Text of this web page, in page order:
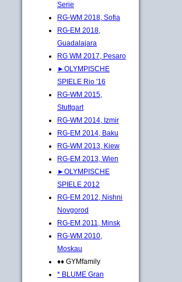
Serie
RG-WM 2018, Sofia
RG-EM 2018,
Guadalajara
RG WM 2017, Pesaro
►OLYMPISCHE
SPIELE Rio '16
RG-WM 2015,
Stuttgart
RG-WM 2014, Izmir
RG-EM 2014, Baku
RG-WM 2013, Kiew
RG-EM 2013, Wien
►OLYMPISCHE
SPIELE 2012
RG-EM 2012, Nishni
Novgorod
RG-EM 2011, Minsk
RG-WM 2010,
Moskau
♦♦ GYMfamily
* BLUME Gran